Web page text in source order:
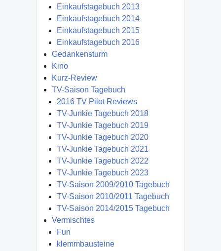
Einkaufstagebuch 2013
Einkaufstagebuch 2014
Einkaufstagebuch 2015
Einkaufstagebuch 2016
Gedankensturm
Kino
Kurz-Review
TV-Saison Tagebuch
2016 TV Pilot Reviews
TV-Junkie Tagebuch 2018
TV-Junkie Tagebuch 2019
TV-Junkie Tagebuch 2020
TV-Junkie Tagebuch 2021
TV-Junkie Tagebuch 2022
TV-Junkie Tagebuch 2023
TV-Saison 2009/2010 Tagebuch
TV-Saison 2010/2011 Tagebuch
TV-Saison 2014/2015 Tagebuch
Vermischtes
Fun
klemmbausteine